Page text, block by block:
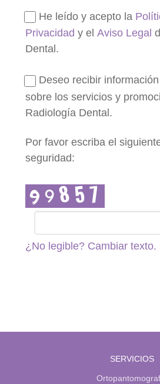
He leído y acepto la
Privacidad y el Aviso Legal
Dental.
Deseo recibir
sobre los servicios y
Radiología Dental.
Por favor escriba el
seguridad:
¿No legible? Cambiar texto.
SERVICIOS